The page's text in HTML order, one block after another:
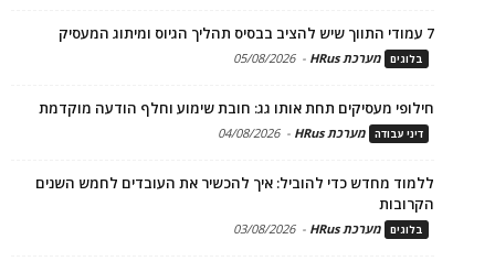
7 עמודי התווך שיש להציב בבסיס תהליך הגיוס ומיתוג המעסיק
בלוגים מערכת HRus -
05/08/2026
חילופי מעסיקים תחת אותו גג: חובת שימוע וחלף הודעה מוקדמת
דיני עבודה מערכת HRus -
04/08/2026
ללמוד מחדש כדי להוביל: איך להכשיר את העובדים לחמש השנים
הקרובות
בלוגים מערכת HRus -
03/08/2026